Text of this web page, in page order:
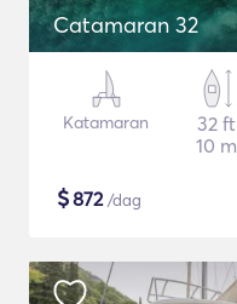
Catamaran 32
Katamaran
32 ft
10 m
$872/dag